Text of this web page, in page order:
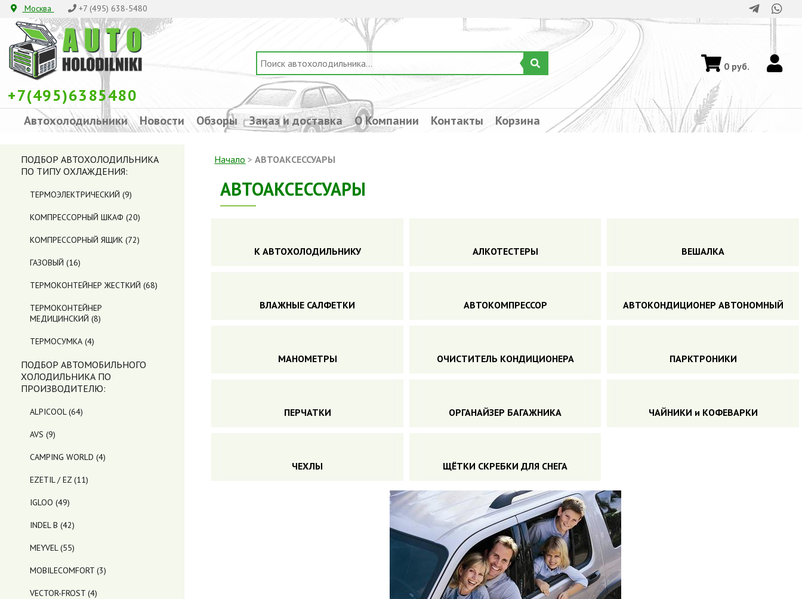
Москва +7 (495) 638-5480
+7(495)6385480
0руб.
Автохолодильники Новости Обзоры Заказ и доставка О Компании Контакты Корзина
ПОДБОР АВТОХОЛОДИЛЬНИКА
ПО ТИПУ ОХЛАЖДЕНИЯ:
ТЕРМОЭЛЕКТРИЧЕСКИЙ (9)
КОМПРЕССОРНЫЙ ШКАФ (20)
КОМПРЕССОРНЫЙ ЯЩИК (72)
ГАЗОВЫЙ (16)
ТЕРМОКОНТЕЙНЕР ЖЕСТКИЙ (68)
ТЕРМОКОНТЕЙНЕР
МЕДИЦИНСКИЙ (8)
ТЕРМОСУМКА (4)
ПОДБОР АВТОМОБИЛЬНОГО
ХОЛОДИЛЬНИКА ПO
ПРОИЗВОДИТЕЛЮ:
ALPICOOL(64)
AVS (9)
CAMPING WORLD (4)
EZETIL / EZ (11)
IGLOO (49)
INDEL B (42)
MEYVEL(55)
MOBILECOMFORT (3)
VECTOR-FROST (4)
Начало >АВТОАКСЕССУАРЫ
АВТОАКСЕССУАРЫ
К АВТОХОЛОДИЛЬНИКУ АЛКОТЕСТЕРЫ ВЕШАЛКА
ВЛАЖНЫЕ САЛФЕТКИ АВТОКОМПРЕССОР АВТОКОНДИЦИОНЕР АВТОНОМНЫЙ
МАНОМЕТРЫ ОЧИСТИТЕЛЬ КОНДИЦИОНЕРА ПАРКТРОНИКИ
ПЕРЧАТКИ ОРГАНАЙЗЕР БАГАЖНИКА ЧАЙНИКИ и КОФЕВАРКИ
ЧЕХЛЫ ЩЁТКИ СКРЕБКИ ДЛЯ СНЕГА